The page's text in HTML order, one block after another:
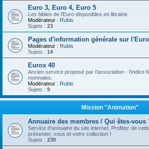
Euro 3, Euro 4, Euro 5
Les bibles de l'Euro disponibles en librairie.
Modérateur : Rubis
Sujets : 23
Pages d'information générale sur l'Euro
Modérateur : Rubis
Sujets : 14
Eurox 40
Ancien service proposé par l'association - l'indice
monnaies.
Modérateur : Rubis
Sujets : 9
Mission "Animation"
Annuaire des membres / Qui êtes-vous
Service d'annuaire du site internet. Profitez de
présenter, vous et votre collection !
Sujets : 230